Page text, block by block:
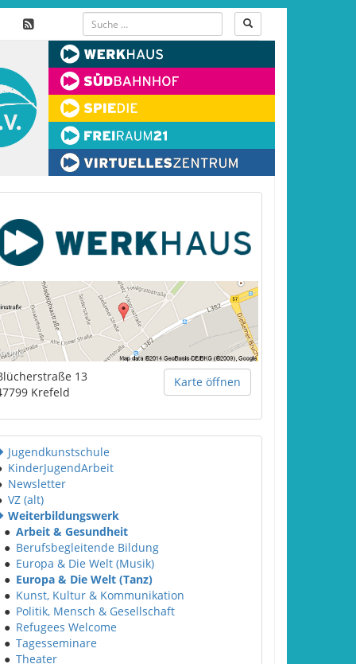
Karte öffnen
13
Krefeld
Jugendkunstschule
KinderJugendArbeit
Newsletter
VZ (alt)
Weiterbildungswerk
● Arbeit & Gesundheit
● Berufsbegleitende Bildung
● Europa & Die Welt (Musik)
● Europa & Die Welt (Tanz)
● Kunst, Kultur & Kommunikation
● Politik, Mensch & Gesellschaft
● Refugees Welcome
● Tagesseminare
● Theater